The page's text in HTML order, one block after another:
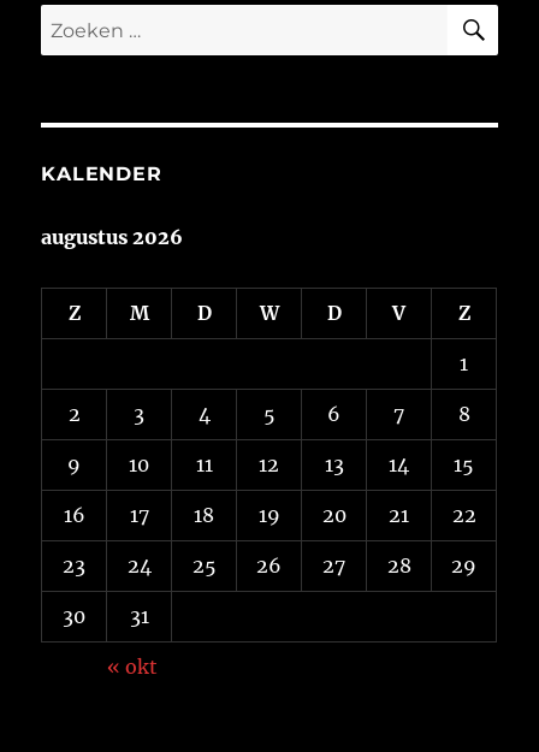
Zoeken
naar:
KALENDER
augustus 2026
Z M D W D V Z
1
2 3 4 5 6 7 8
9 10 11 12 13 14 15
16 17 18 19 20 21 22
23 24 25 26 27 28 29
30 31
« okt